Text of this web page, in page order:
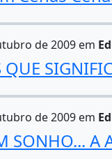
de 2009 em
de 2009 em
SONHO... A